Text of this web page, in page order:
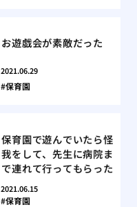
お遊戯会が素敵だった
2021.06.29
保育園
保育園で遊んでいたら怪
我をして、先生に病院ま
で連れて行ってもらった
2021.06.15
保育園